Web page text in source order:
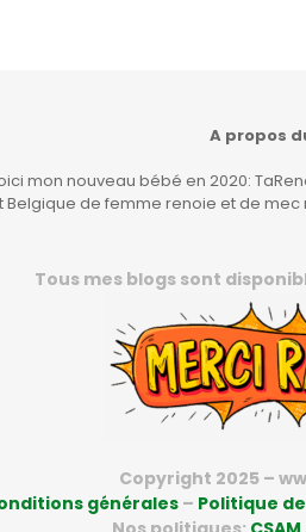
A propos
mon nouveau bébé en 2020:
Belgique de femme renoie et de mec
Tous mes blogs sont
Copyright 2025 –
générales– Politique